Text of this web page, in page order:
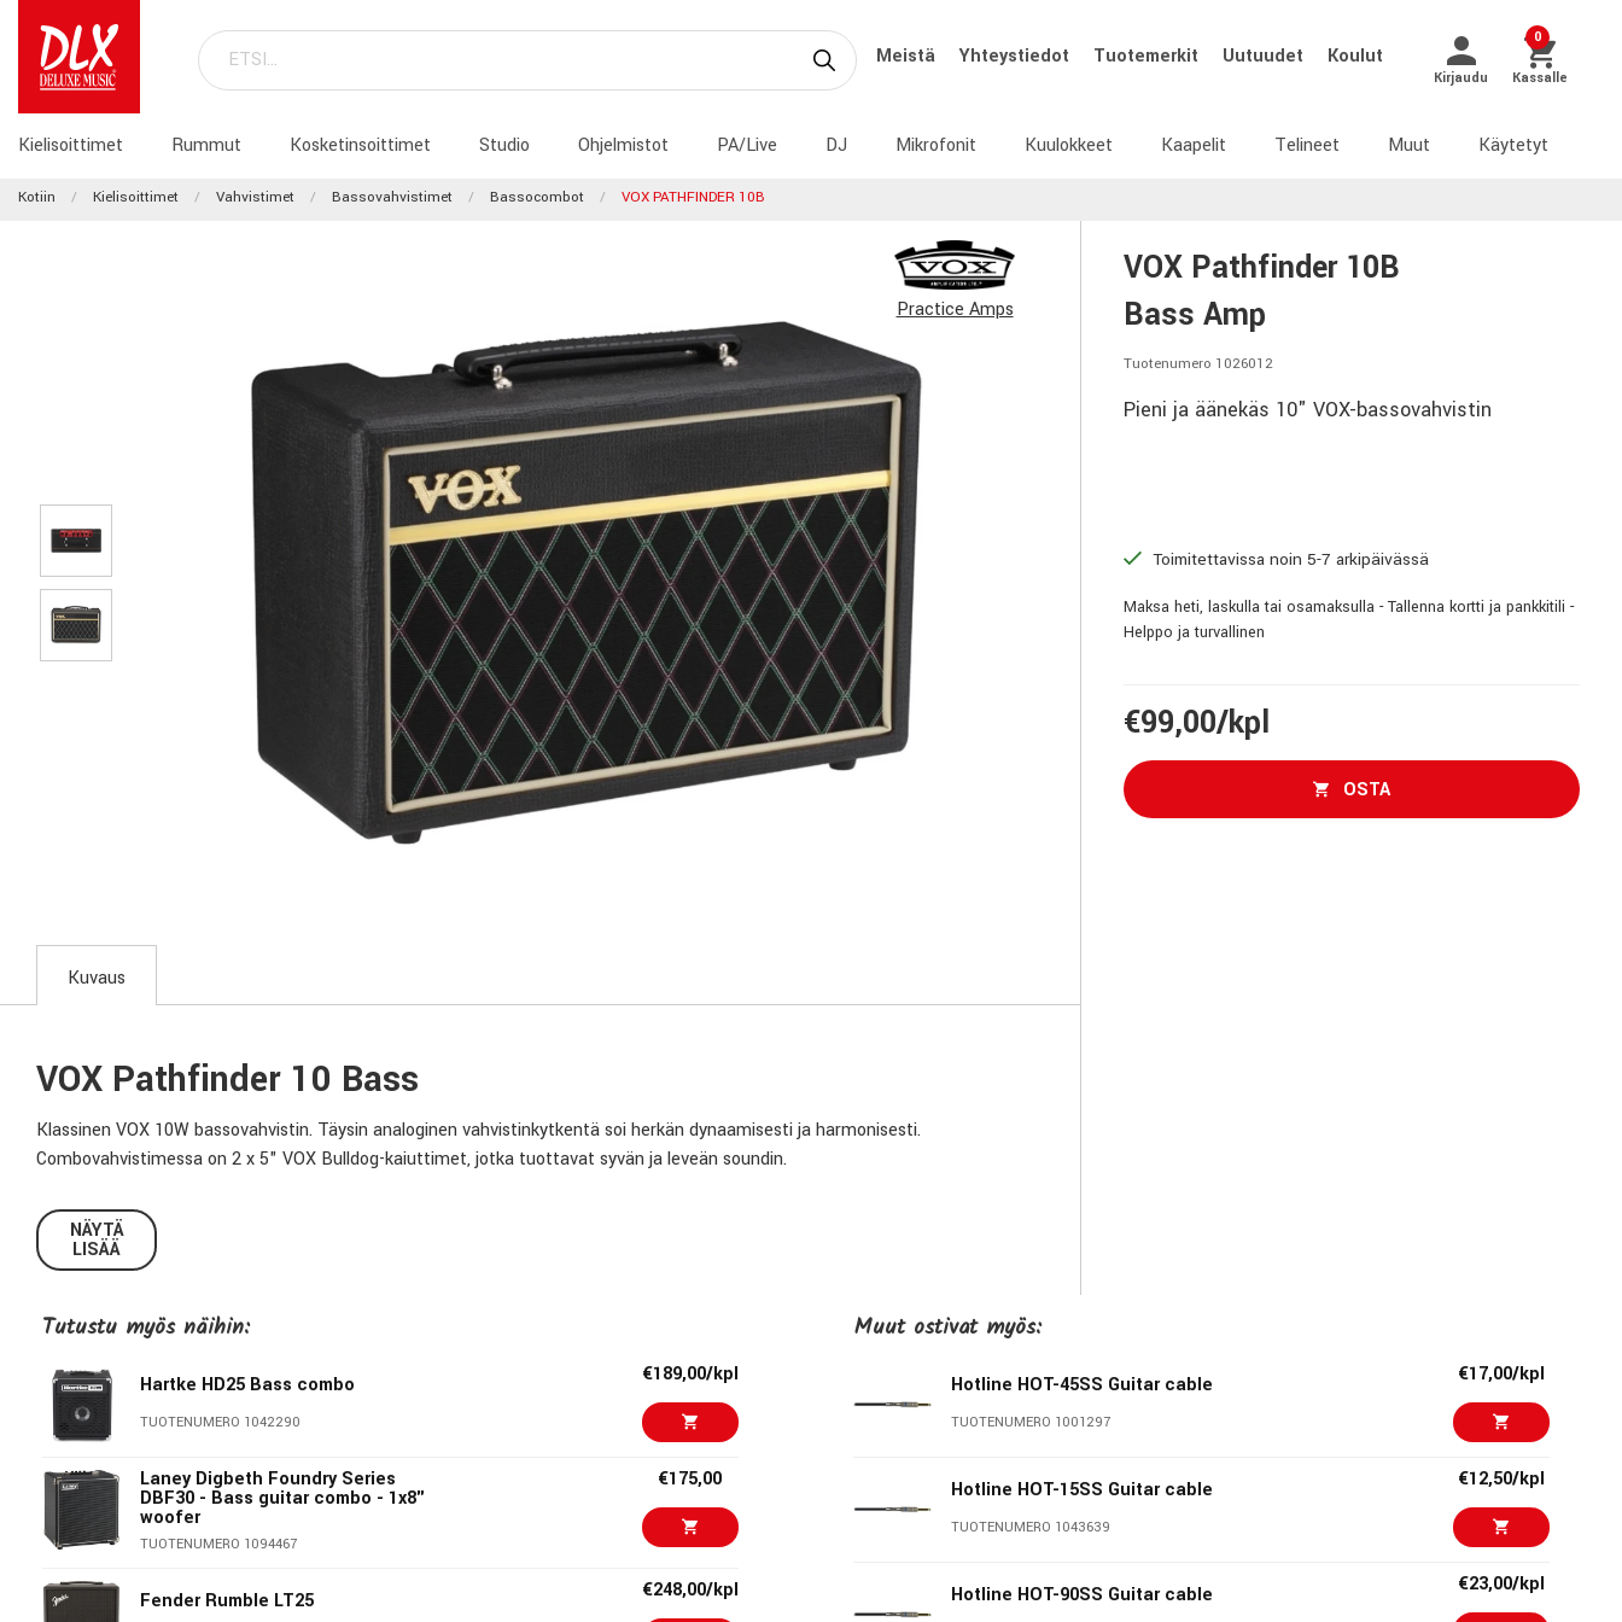
Meistä Yhteystiedot Tuotemerkit Uutuudet Koulut
Kirjaudu
0
Kassalle
Kielisoittimet Rummut Kosketinsoittimet Studio Ohjelmistot PA/Live DJ Mikrofonit Kuulokkeet Kaapelit Telineet Muut Käytetyt
Kotiin Kielisoittimet Vahvistimet Bassovahvistimet Bassocombot VOX PATHFINDER 10B
Practice Amps
VOX Pathfinder 10B
Bass Amp
Tuotenumero 1026012
Pieni ja äänekäs 10" VOX-bassovahvistin
Toimitettavissa noin 5-7 arkipäivässä
Maksa heti, laskulla tai osamaksulla - Tallenna kortti ja pankkitili -
Helppo ja turvallinen
€99,00/kpl
OSTA
Kuvaus
VOX Pathfinder 10 Bass
Klassinen VOX 10W bassovahvistin. Täysin analoginen vahvistinkytkentä soi herkän dynaamisesti ja harmonisesti.
Combovahvistimessa on 2 x 5" VOX Bulldog-kaiuttimet, jotka tuottavat syvän ja leveän soundin.
Tekniset tiedot:
Teho:
Bright-kytkin
EQ:
kaksialueinen
Kuuloke-ja kaiutinulostulo: Kyllä, yhdistetty
Elementti:
VOX
Vox ei oikeastaan tarvitse tarkempaa esittelyä. AC30-mallia alettiin valmistaa jo 1958 ja siitä on tullut ehkä maailman tunnetuin
combovahvistin. The Beatles sai ensimmäiset AC30-vahvistimensa 1962 ja he käyttivät tätä mallia koko uransa ajan. Brian May
NÄYTÄ
LISÄÄ
Tutustu myös näihin:
Hartke HD25 Bass combo
TUOTENUMERO 1042290
€189,00/kpl
Laney Digbeth Foundry Series
DBF30 - Bass guitar combo - 1x8"
woofer
TUOTENUMERO 1094467
€175,00
Fender Rumble LT25 €248,00/kpl
Muut ostivat myös:
Hotline HOT-45SS Guitar cable
TUOTENUMERO 1001297
€17,00/kpl
Hotline HOT-15SS Guitar cable
TUOTENUMERO 1043639
€12,50/kpl
Hotline HOT-90SS Guitar cable €23,00/kpl